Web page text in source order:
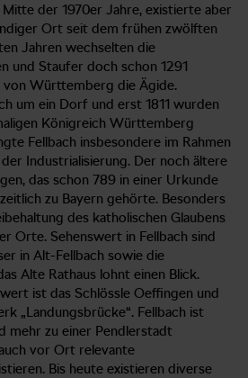
der 1970er Jahre, existierte aber
Ort seit dem frühen zwölften
Jahren wechselten die
und Staufer doch schon 1291
von Württemberg die Ägide.
um ein Dorf und erst 1811 wurden
Königreich Württemberg
Fellbach insbesondere im Rahmen
Industrialisierung. Der noch ältere
das schon 789 in einer Urkunde
zu Bayern gehörte. Besonders
des katholischen Glaubens
Orte. Sehenswert in Fellbach sind
in Alt-Fellbach sowie die
Alte Rathaus lohnt einen Blick.
ist das Schlössle Oeffingen und
„Landungsbrücke“. Fellbach ist
mehr zu einer Pendlerstadt
vor Ort relevante
Bis heute existieren diverse